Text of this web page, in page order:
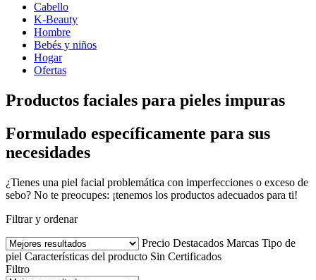
Cabello
K-Beauty
Hombre
Bebés y niños
Hogar
Ofertas
Productos faciales para pieles impuras
Formulado específicamente para sus
necesidades
¿Tienes una piel facial problemática con imperfecciones o exceso de
sebo? No te preocupes: ¡tenemos los productos adecuados para ti!
Filtrar y ordenar
Precio Destacados Marcas Tipo de
piel Características del producto Sin Certificados
Filtro